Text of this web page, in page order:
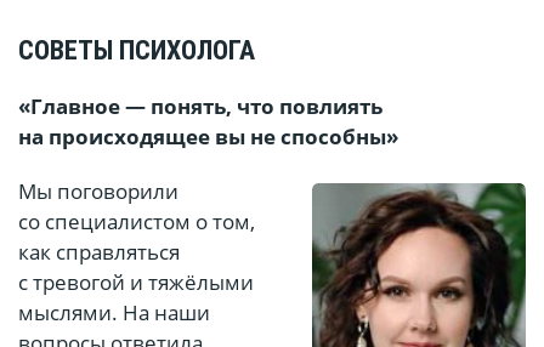
СОВЕТЫ ПСИХОЛОГА
«Главное — понять, что повлиять
на происходящее вы не способны»
Мы поговорили
со специалистом о том,
как справляться
с тревогой и тяжёлыми
мыслями. На наши